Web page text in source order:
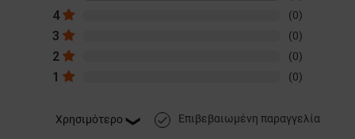
4 (0)
3 (0)
2 (0)
1 (0)
done Επιβεβαιωμένη παραγγελία